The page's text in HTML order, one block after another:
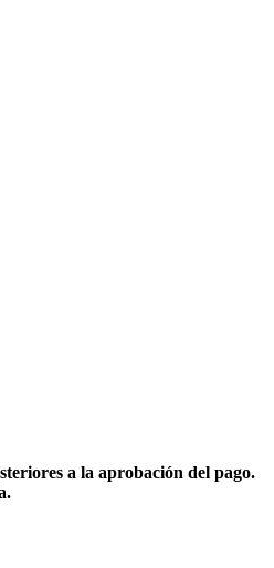
a la aprobación del pago.